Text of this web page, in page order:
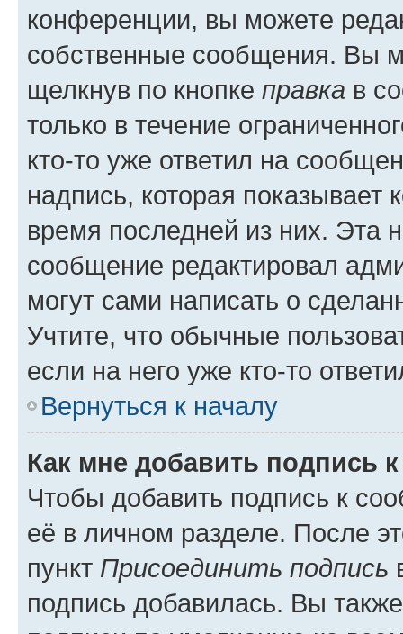
конференции, вы можете
собственные сообщения. Вы
щелкнув по кнопке правка в
только в течение
кто-то уже ответил на
надпись, которая показывает
время последней из них. Эта
сообщение редактировал
могут сами написать о
Учтите, что обычные
если на него уже кто-то
Вернуться к началу
Как мне добавить подпись
Чтобы добавить подпись к
её в личном разделе. После
пункт Присоединить подпись
подпись добавилась. Вы